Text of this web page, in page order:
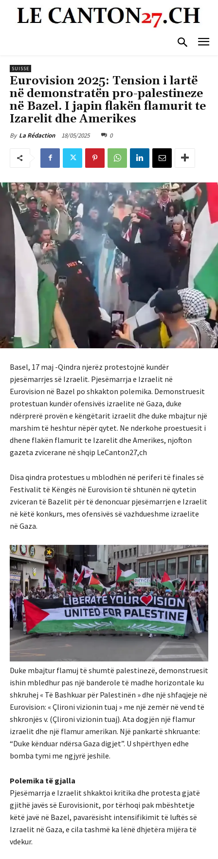
SUISSE
Eurovision 2025: Tension i lartë
në demonstratën pro-palestineze
në Bazel. I japin flakën flamurit te
Izarelit dhe Amerikes
By La Rédaction 18/05/2025 0
Basel, 17 maj -Qindra njerëz protestojnë kundër
pjesëmarrjes së Izraelit. Pjesëmarrja e Izraelit në
Eurovision në Bazel po shkakton polemika. Demonstruesit
protestuan kundër ofensivës izraelite në Gaza, duke
ndërprerë provën e këngëtarit izraelit dhe duke mbajtur një
marshim të heshtur nëpër qytet. Ne nderkohe proestuesit i
dhene flakën flamurit te Izarelit dhe Amerikes, njofton
gazeta zvicerane në shqip LeCanton27,ch
Disa qindra protestues u mblodhën në periferi të finales së
Festivalit të Këngës në Eurovision të shtunën në qytetin
zviceran të Bazelit për të denoncuar pjesëmarrjen e Izraelit
në këtë konkurs, mes ofensivës së vazhdueshme izraelite
në Gaza.
Duke mbajtur flamuj të shumtë palestinezë, demonstruesit
ishin mbledhur pas një banderole të madhe horizontale ku
shkruhej « Të Bashkuar për Palestinën » dhe një shfaqjeje në
Eurovision: « Çlironi vizionin tuaj » me një zemër në vend të
shkronjës v. (Çlironi vizionin tuaj). Ata dogjën një flamur
izraelit dhe një flamur amerikan. Një pankartë shkruante:
“Duke kënduar ndërsa Gaza digjet”. U shpërthyen edhe
bomba tymi me ngjyrë jeshile.
Polemika të gjalla
Pjesëmarrja e Izraelit shkaktoi kritika dhe protesta gjatë
gjithë javës së Eurovisionit, por tërhoqi pak mbështetje
këtë javë në Bazel, pavarësisht intensifikimit të luftës së
Izraelit në Gaza, e cila tashmë ka lënë dhjetëra mijëra të
vdekur.